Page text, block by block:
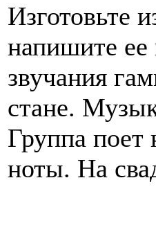
Изготовьте
напишите
звучания
стане.
Группа поет
ноты. На